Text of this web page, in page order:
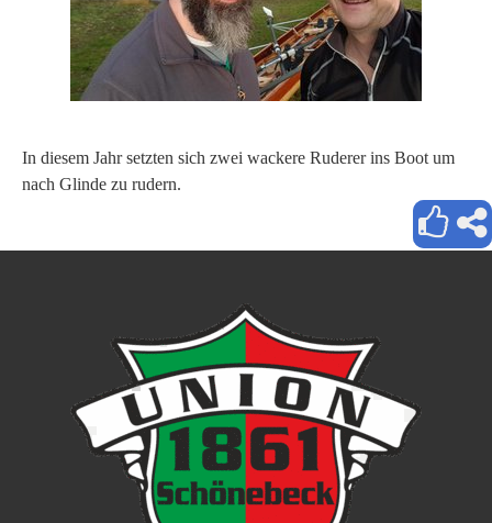
In diesem Jahr setzten sich zwei wackere Ruderer ins Boot um
nach Glinde zu rudern.